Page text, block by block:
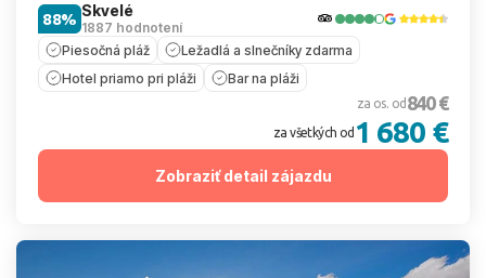
Skvelé
1887 hodnotení
88%
Piesočná pláž
Ležadlá a slnečníky zdarma
Hotel priamo pri pláži
Bar na pláži
za os. od 840 €
za všetkých od 1 680 €
Zobraziť detail zájazdu